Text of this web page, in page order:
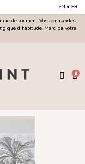
EN • FR
de tourner ! Vos commandes
que d'habitude. Merci de votre
0